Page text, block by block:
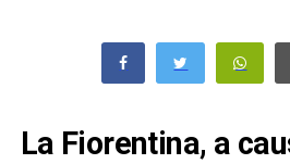
La Fiorentina, a